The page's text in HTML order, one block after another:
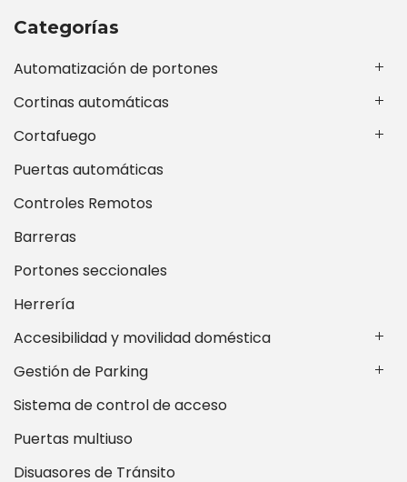
Categorías
Automatización de portones
Cortinas automáticas
Cortafuego
Puertas automáticas
Controles Remotos
Barreras
Portones seccionales
Herrería
Accesibilidad y movilidad doméstica
Gestión de Parking
Sistema de control de acceso
Puertas multiuso
Disuasores de Tránsito